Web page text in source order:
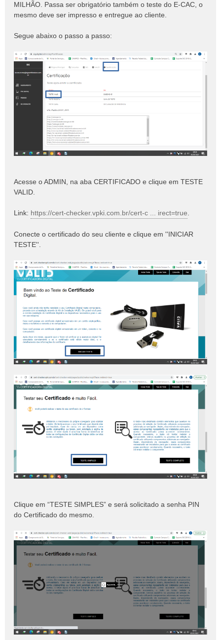
g
e
MILHÃO. Passa ser obrigatório também o teste do E-CAC, o
mesmo deve ser impresso e entregue ao cliente.
Segue abaixo o passo a passo:
Acesse o ADMIN, na aba CERTIFICADO e clique em TESTE
VALID.
Link: https://cert-checker.vpki.com.br/cert-c ... irect=true
Conecte o certificado do seu cliente e clique em ''INICIAR
TESTE''.
Clique em “TESTE SIMPLES” e será solicitado a senha PIN
do Certificado do mesmo.